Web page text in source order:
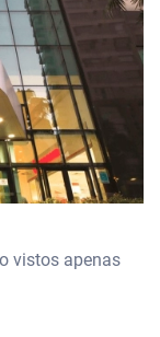
vistos apenas